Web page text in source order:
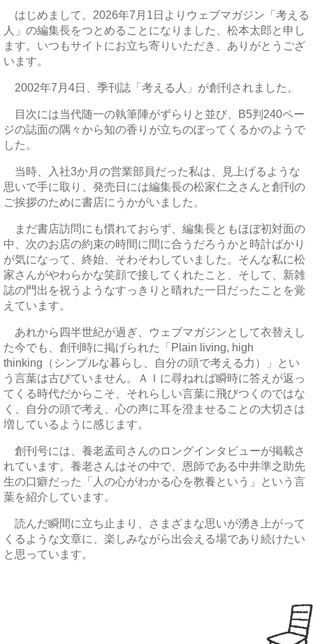
はじめまして。2026年7月1日よりウェブマガジン「考える
人」の編集長をつとめることになりました、松本太郎と申し
ます。いつもサイトにお立ち寄りいただき、ありがとうござ
います。
2002年7月4日、季刊誌「考える人」が創刊されました。
目次には当代随一の執筆陣がずらりと並び、B5判240ペー
ジの誌面の隅々から知の香りが立ちのぼってくるかのようで
した。
当時、入社3か月の営業部員だった私は、見上げるような
思いで手に取り、発売日には編集長の松家仁之さんと創刊の
ご挨拶のために書店にうかがいました。
まだ書店訪問にも慣れておらず、編集長ともほぼ初対面の
中、次のお店の約束の時間に間に合うだろうかと時計ばかり
が気になって、終始、そわそわしていました。そんな私に松
家さんがやわらかな笑顔で接してくれたこと、そして、新雑
誌の門出を祝うようなすっきりと晴れた一日だったことを覚
えています。
あれから四半世紀が過ぎ、ウェブマガジンとして衣替えし
た今でも、創刊時に掲げられた「Plain living, high
thinking（シンプルな暮らし、自分の頭で考える力）」とい
う言葉は古びていません。ＡＩに尋ねれば瞬時に答えが返っ
てくる時代だからこそ、それらしい言葉に飛びつくのではな
く、自分の頭で考え、心の声に耳を澄ませることの大切さは
増しているように感じます。
創刊号には、養老孟司さんのロングインタビューが掲載さ
れています。養老さんはその中で、恩師である中井準之助先
生の口癖だった「人の心がわかる心を教養という」という言
葉を紹介しています。
読んだ瞬間に立ち止まり、さまざまな思いが湧き上がって
くるような文章に、楽しみながら出会える場であり続けたい
と思っています。